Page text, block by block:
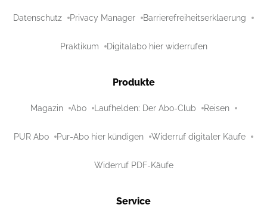
Datenschutz Privacy Manager Barrierefreiheitserklaerung
Praktikum Digitalabo hier widerrufen
Produkte
Magazin Abo Laufhelden: Der Abo-Club Reisen
PUR Abo Pur-Abo hier kündigen Widerruf digitaler Käufe
Widerruf PDF-Käufe
Service